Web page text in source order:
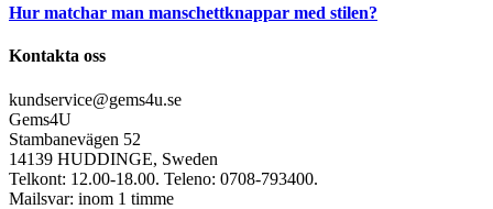
Hur matchar man manschettknappar med stilen?
Kontakta oss
kundservice@gems4u.se
Gems4U
Stambanevägen 52
14139 HUDDINGE, Sweden
Telkont: 12.00-18.00. Teleno: 0708-793400.
Mailsvar: inom 1 timme